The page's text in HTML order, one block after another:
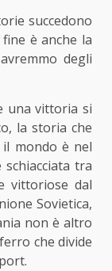
succedono
è anche la
degli
una vittoria si
la storia che
mondo è nel
tra
vittoriose dal
Sovietica,
non è altro
che divide